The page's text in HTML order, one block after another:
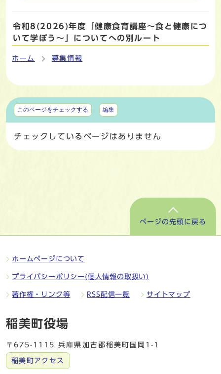
令和8(2026)年度「健康食育講座～食と健康につ
いて学ぼう～」についてへの別ルート
ホーム 募集情報
マイページ
このページをチェックする 編集
チェックしているページはありません
ページの先頭に戻る
ホームページについて
プライバシーポリシー(個人情報の取扱い)
著作権・リンク等 RSS配信一覧 サイトマップ
稲美町役場
〒675-1115 兵庫県加古郡稲美町国岡1-1
稲美町アクセス